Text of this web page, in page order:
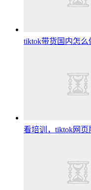
tiktok带货国内怎么
看培训，tiktok网页